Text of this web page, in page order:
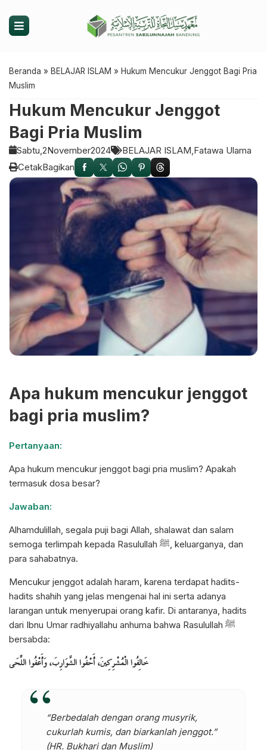
Beranda » BELAJAR ISLAM » Hukum Mencukur Jenggot Bagi Pria
Muslim
Hukum Mencukur Jenggot
Bagi Pria Muslim
Sabtu, 2November2024 BELAJAR ISLAM Fatawa Ulama
CetakBagikan
Apa hukum mencukur jenggot
bagi pria muslim?
Pertanyaan:
Apa hukum mencukur jenggot bagi pria muslim? Apakah
termasuk dosa besar?
Jawaban:
Alhamdulillah, segala puji bagi Allah, shalawat dan salam
semoga terlimpah kepada Rasulullah ﷺ, keluarganya, dan
para sahabatnya.
Mencukur jenggot adalah haram, karena terdapat hadits-
hadits shahih yang jelas mengenai hal ini serta adanya
larangan untuk menyerupai orang kafir. Di antaranya, hadits
dari Ibnu Umar radhiyallahu anhuma bahwa Rasulullah ﷺ
bersabda:
خَالِفُوا الْمُشْرِكِينَ، أَحْفُوا الشَّوَارِبَ، وَأَعْفُوا اللِّحَى
“Berbedalah dengan orang musyrik,
cukurlah kumis, dan biarkanlah jenggot.”
(HR. Bukhari dan Muslim)